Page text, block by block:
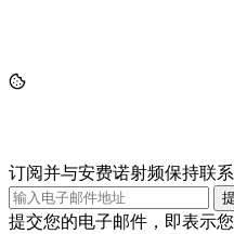
订阅并与安费诺射频保持联系
提交您的电子邮件，即表示